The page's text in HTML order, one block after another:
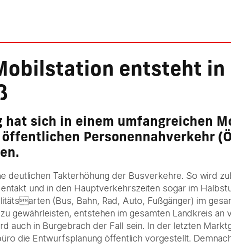
entsteht in
hat sich in einem umfangreichen
Personennahverkehr
deutlichen Takterhöhung der Busverkehre. So wird
und in den Hauptverkehrszeiten sogar im
(Bus, Bahn, Rad, Auto, Fußgänger) im
gewährleisten, entstehen im gesamten Landkreis an
auch in Burgebrach der Fall sein. In der letzten
die Entwurfsplanung öffentlich vorgestellt.